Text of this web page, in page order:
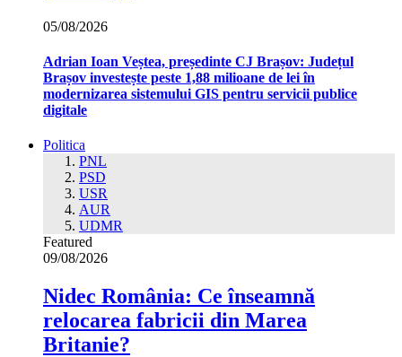
05/08/2026
Adrian Ioan Veștea, președinte CJ Brașov: Județul
Brașov investește peste 1,88 milioane de lei în
modernizarea sistemului GIS pentru servicii publice
digitale
Politica
PNL
PSD
USR
AUR
UDMR
Featured
09/08/2026
Nidec România: Ce înseamnă
relocarea fabricii din Marea
Britanie?